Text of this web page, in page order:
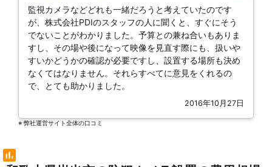
監視カメラなどどれも一緒だろうと考えていたのです
が、株式会社PDIのスタッフの人に聞くと、すぐにそう
でないことがわかりました。予算との兼ね合いもありま
すし、その場や後になって映像を見直す際にも、扱いや
すいかどうかの確認が必要ですし、設置する場所も決め
なくてはなりません。それらすべてに意見をくれるの
で、とても助かりました。
2016年10月27日
※ 弊社運営サイト全体の⼝コミ